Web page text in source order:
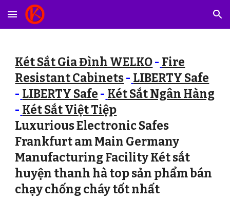
Skip to main content Skip to navigation
Két Sắt Gia Đình WELKO- Fire
Resistant Cabinets- LIBERTY Safe
- LIBERTY Safe - Két Sắt Ngân Hàng
- Két Sắt Việt Tiệp
Luxurious Electronic Safes
Frankfurt am Main Germany
Manufacturing Facility Két sắt
huyện thanh hà top sản phẩm bán
chạy chống cháy tốt nhất